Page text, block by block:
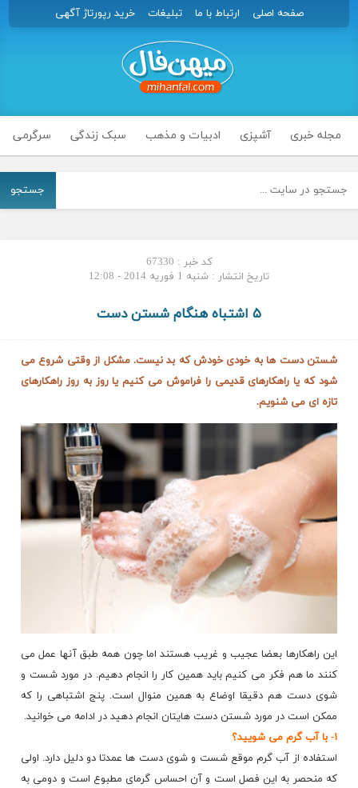
صفحه اصلی ارتباط با ما تبلیغات خرید رپورتاژ آگهی
مجله خبری آشپزی ادبیات و مذهب سبک زندگی سرگرمی
جستجو
کد خبر : 67330
تاریخ انتشار : شنبه 1 فوریه 2014 - 12:08
۵ اشتباه هنگام شستن دست
شستن دست ها به خودی خودش که بد نیست. مشکل از وقتی شروع می
شود که یا راهکارهای قدیمی را فراموش می کنیم یا روز به روز راهکارهای
تازه ای می شنویم.
این راهکارها بعضا عجیب و غریب هستند اما چون همه طبق آنها عمل می
کنند ما هم فکر می کنیم باید همین کار را انجام دهیم. در مورد شست و
شوی دست هم دقیقا اوضاع به همین منوال است. پنج اشتباهی را که
ممکن است در مورد شستن دست هایتان انجام دهید در ادامه می خوانید.
۱- با آب گرم می شویید؟
استفاده از آب گرم موقع شست و شوی دست ها عمدتا دو دلیل دارد. اولی
که منحصر به این فصل است و آن احساس گرمای مطبوع است و دومی به